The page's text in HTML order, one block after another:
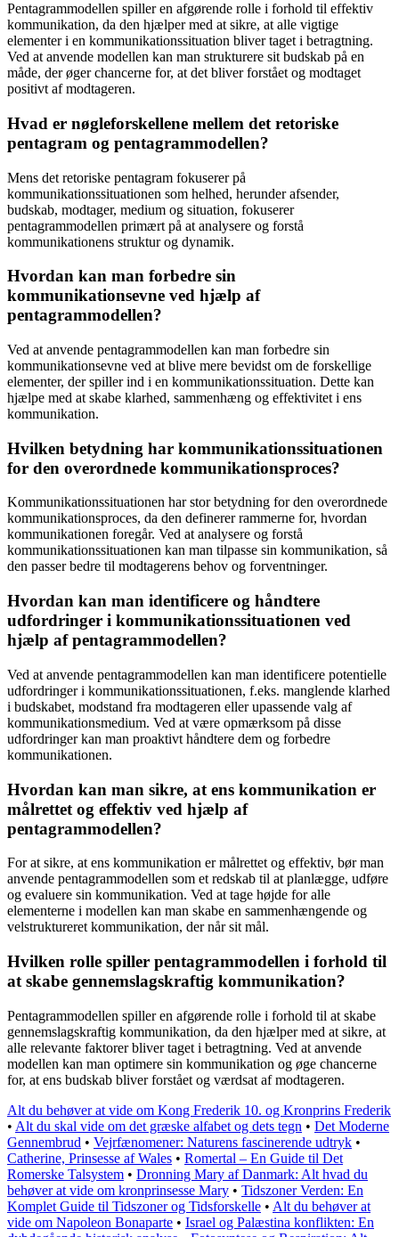
Pentagrammodellen spiller en afgørende rolle i forhold til effektiv
kommunikation, da den hjælper med at sikre, at alle vigtige
elementer i en kommunikationssituation bliver taget i betragtning.
Ved at anvende modellen kan man strukturere sit budskab på en
måde, der øger chancerne for, at det bliver forstået og modtaget
positivt af modtageren.
Hvad er nøgleforskellene mellem det retoriske
pentagram og pentagrammodellen?
Mens det retoriske pentagram fokuserer på
kommunikationssituationen som helhed, herunder afsender,
budskab, modtager, medium og situation, fokuserer
pentagrammodellen primært på at analysere og forstå
kommunikationens struktur og dynamik.
Hvordan kan man forbedre sin
kommunikationsevne ved hjælp af
pentagrammodellen?
Ved at anvende pentagrammodellen kan man forbedre sin
kommunikationsevne ved at blive mere bevidst om de forskellige
elementer, der spiller ind i en kommunikationssituation. Dette kan
hjælpe med at skabe klarhed, sammenhæng og effektivitet i ens
kommunikation.
Hvilken betydning har kommunikationssituationen
for den overordnede kommunikationsproces?
Kommunikationssituationen har stor betydning for den overordnede
kommunikationsproces, da den definerer rammerne for, hvordan
kommunikationen foregår. Ved at analysere og forstå
kommunikationssituationen kan man tilpasse sin kommunikation, så
den passer bedre til modtagerens behov og forventninger.
Hvordan kan man identificere og håndtere
udfordringer i kommunikationssituationen ved
hjælp af pentagrammodellen?
Ved at anvende pentagrammodellen kan man identificere potentielle
udfordringer i kommunikationssituationen, f.eks. manglende klarhed
i budskabet, modstand fra modtageren eller upassende valg af
kommunikationsmedium. Ved at være opmærksom på disse
udfordringer kan man proaktivt håndtere dem og forbedre
kommunikationen.
Hvordan kan man sikre, at ens kommunikation er
målrettet og effektiv ved hjælp af
pentagrammodellen?
For at sikre, at ens kommunikation er målrettet og effektiv, bør man
anvende pentagrammodellen som et redskab til at planlægge, udføre
og evaluere sin kommunikation. Ved at tage højde for alle
elementerne i modellen kan man skabe en sammenhængende og
velstruktureret kommunikation, der når sit mål.
Hvilken rolle spiller pentagrammodellen i forhold til
at skabe gennemslagskraftig kommunikation?
Pentagrammodellen spiller en afgørende rolle i forhold til at skabe
gennemslagskraftig kommunikation, da den hjælper med at sikre, at
alle relevante faktorer bliver taget i betragtning. Ved at anvende
modellen kan man optimere sin kommunikation og øge chancerne
for, at ens budskab bliver forstået og værdsat af modtageren.
Alt du behøver at vide om Kong Frederik 10. og Kronprins Frederik
• Alt du skal vide om det græske alfabet og dets tegn • Det Moderne
Gennembrud • Vejrfænomener: Naturens fascinerende udtryk •
Catherine, Prinsesse af Wales • Romertal – En Guide til Det
Romerske Talsystem • Dronning Mary af Danmark: Alt hvad du
behøver at vide om kronprinsesse Mary • Tidszoner Verden: En
Komplet Guide til Tidszoner og Tidsforskelle • Alt du behøver at
vide om Napoleon Bonaparte • Israel og Palæstina konflikten: En